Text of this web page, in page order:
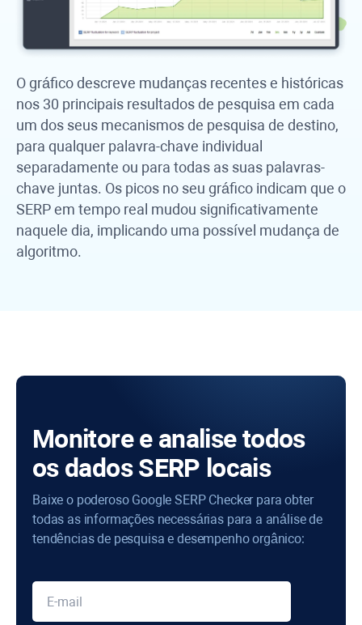
O gráfico descreve mudanças recentes e históricas
nos 30 principais resultados de pesquisa em cada
um dos seus mecanismos de pesquisa de destino,
para qualquer palavra-chave individual
separadamente ou para todas as suas palavras-
chave juntas. Os picos no seu gráfico indicam que o
SERP em tempo real mudou significativamente
naquele dia, implicando uma possível mudança de
algoritmo.
Monitore e analise todos
os dados SERP locais
Baixe o poderoso Google SERP Checker para obter
todas as informações necessárias para a análise de
tendências de pesquisa e desempenho orgânico: